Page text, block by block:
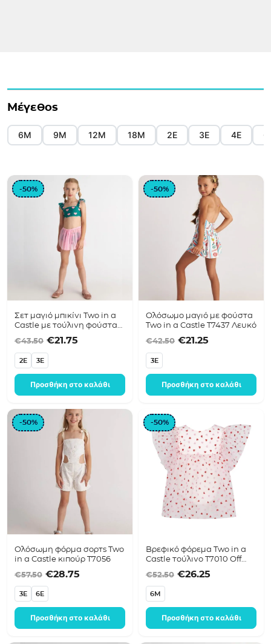
Μέγεθος
6Μ 9Μ 12Μ 18Μ 2Ε 3Ε 4Ε
-50%
Σετ μαγιό μπικίνι Two in a
Castle με τούλινη φούστα
T7420 Πράσινο
€43.50 Original price was: €43.50.
€21.75 Η τρέχουσα τιμή είναι: €21.75.
2E 3E
Προσθήκη στο καλάθι
-50%
Ολόσωμο μαγιό με φούστα
Two in a Castle T7437 Λευκό
€42.50 Original price
€21.25
3E
Προσθήκη στο καλάθι
-50%
Ολόσωμη φόρμα σορτς Two
in a Castle κιπούρ T7056
€57.50 Original price was: €57.50.
€28.75 Η τρέχουσα τιμή είναι: €28.75.
3E 6E
Προσθήκη στο καλάθι
-50%
Βρεφικό φόρεμα Two in a
Castle τούλινο T7010 Off
€52.50 Original price
€26.25
6M
Προσθήκη στο καλάθι